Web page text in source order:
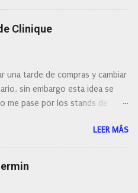
o de oscilación... y
todos los precios. Existe en la
que antes de hacer la
de hacernos unas preguntas:
mi opinión de porque elegí mi
Clinique
una tarde de compras y cambiar
sin embargo esta idea se
me pase por los stands de
paleta de colores de Clinique.
LEER MÁS